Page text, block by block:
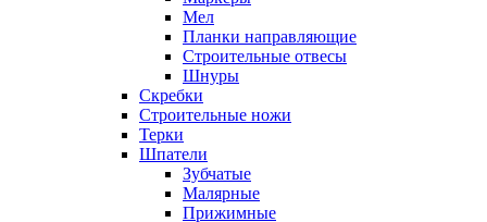
Мел
Планки направляющие
Строительные отвесы
Шнуры
Скребки
Строительные ножи
Терки
Шпатели
Зубчатые
Малярные
Прижимные